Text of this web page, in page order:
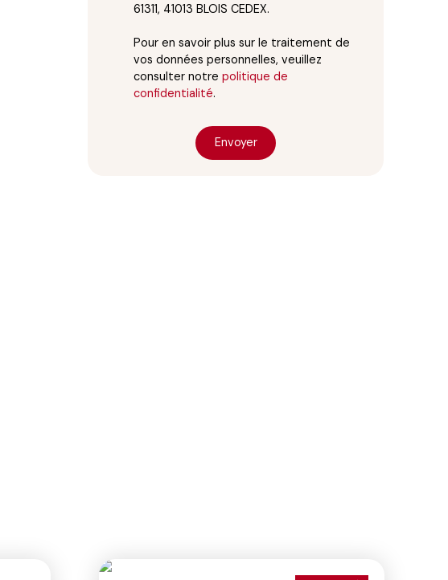
61311, 41013 BLOIS CEDEX.
Pour en savoir plus sur le traitement de
vos données personnelles, veuillez
consulter notre politique de
confidentialité.
Envoyer